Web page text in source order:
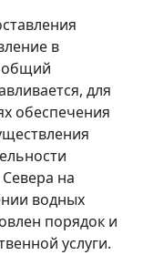
в
общий
для
обеспечения
на
водных
порядок и
услуги.